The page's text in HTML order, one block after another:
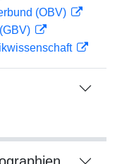
(OBV)